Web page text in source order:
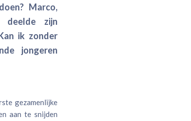
Marco,
zijn
ik zonder
jongeren
gezamenlijke
aan te snijden